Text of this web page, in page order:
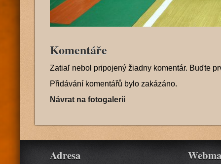
Komentáře
Zatiaľ nebol pripojený žiadny komentár. Buďte
Přidávání komentářů bylo zakázáno.
Návrat na fotogalerii
Adresa